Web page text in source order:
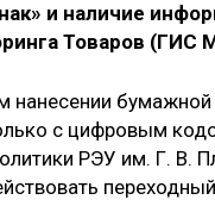
и наличие
Товаров (ГИС
бумажной
с цифровым
РЭУ им. Г. В.